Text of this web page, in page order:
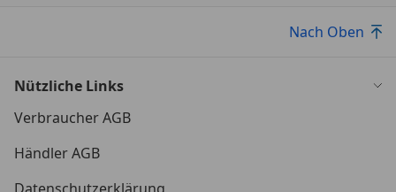
Nach Oben
Nützliche Links
Verbraucher AGB
Händler AGB